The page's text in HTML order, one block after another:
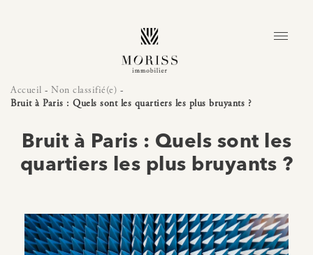
Accueil - Non classifié(e) -
Bruit à Paris : Quels sont les quartiers les plus bruyants ?
Bruit à Paris : Quels sont les
quartiers les plus bruyants ?